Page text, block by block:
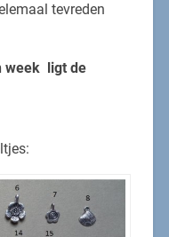
tevreden
week ligt de